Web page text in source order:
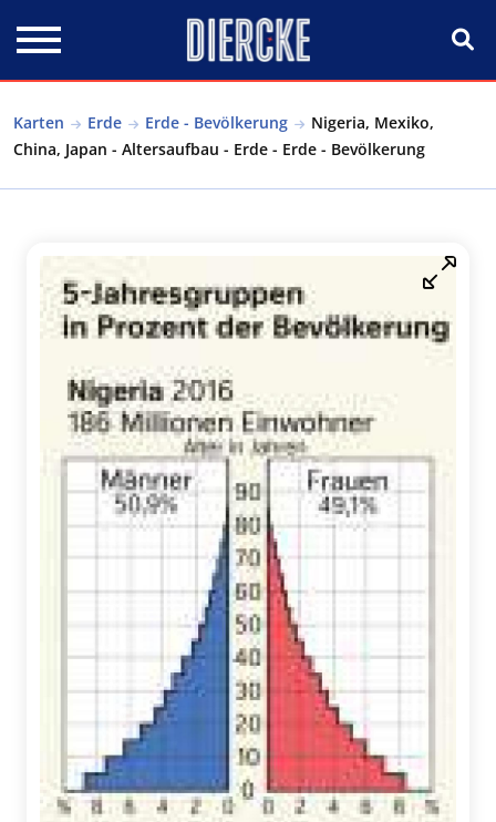
Karten Erde Erde - Bevölkerung
Nigeria, Mexiko,
China, Japan - Altersaufbau - Erde - Erde - Bevölkerung